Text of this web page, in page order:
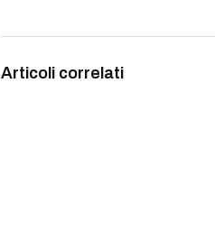
Articoli correlati